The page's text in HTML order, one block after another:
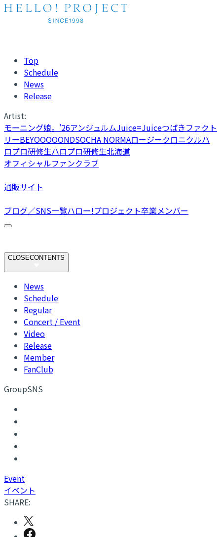
Top
Schedule
News
Release
Artist:
モーニング娘。'26アンジュルムJuice=Juiceつばきファクト
リーBEYOOOOONDSOCHA NORMAロージークロニクルハ
ロプロ研修生ハロプロ研修生北海道
オフィシャルファンクラブ
通販サイト
ブログ／SNS一覧ハロー!プロジェクト卒業メンバー
CLOSECONTENTS
News
Schedule
Regular
Concert / Event
Video
Release
Member
FanClub
GroupSNS
Event
イベント
SHARE: